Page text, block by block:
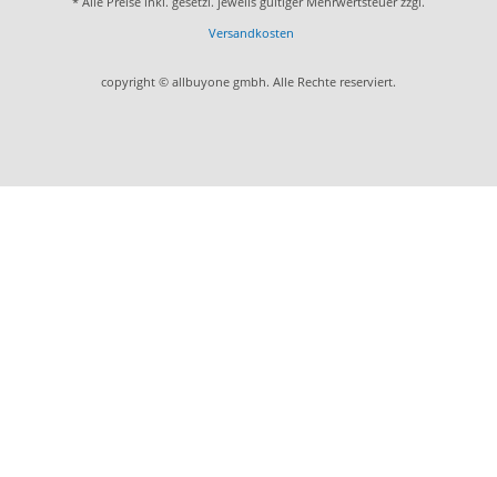
Versandkosten
copyright © allbuyone gmbh. Alle Rechte reserviert.